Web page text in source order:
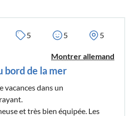
5 5 5
Montrer allemand
bord de la mer
vacances dans un
et très bien équipée. Les